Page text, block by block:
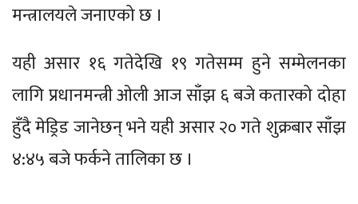
मन्त्रालयले जनाएको छ ।
यही असार १६ गतेदेखि १९ गतेसम्म हुने सम्मेलनका
लागि प्रधानमन्त्री ओली आज साँझ ६ बजे कतारको दोहा
हुँदै मेड्रिड जानेछन् भने यही असार २० गते शुक्रबार साँझ
४:४५ बजे फर्कने तालिका छ ।